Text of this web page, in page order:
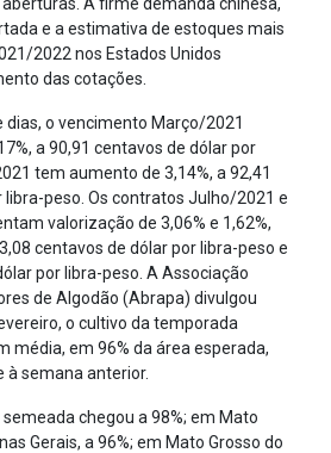
e a estimativa de estoques mais
2022 nos Estados Unidos
das cotações.
dias, o vencimento Março/2021
a 90,91 centavos de dólar por
tem aumento de 3,14%, a 92,41
libra-peso. Os contratos Julho/2021 e
valorização de 3,06% e 1,62%,
centavos de dólar por libra-peso e
por libra-peso. A Associação
de Algodão (Abrapa) divulgou
o cultivo da temporada
média, em 96% da área esperada,
à semana anterior.
semeada chegou a 98%; em Mato
Gerais, a 96%; em Mato Grosso do